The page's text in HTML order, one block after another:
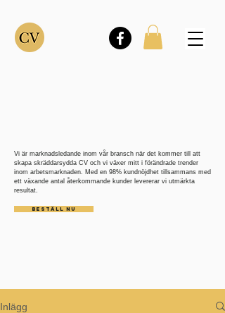
Vi är marknadsledande inom vår bransch när det kommer till att
skapa skräddarsydda CV och vi växer mitt i förändrade trender
inom arbetsmarknaden. Med en 98% kundnöjdhet tillsammans med
ett växande antal återkommande kunder levererar vi utmärkta
resultat.
BESTÄLL NU
Inlägg